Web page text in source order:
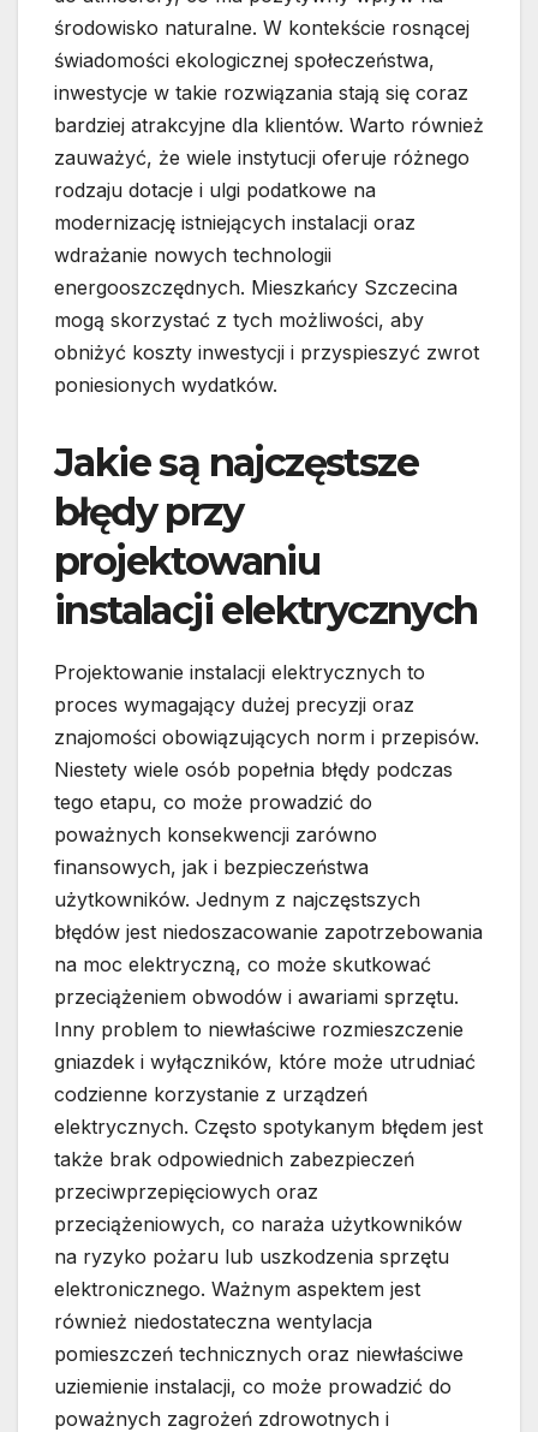
środowisko naturalne. W kontekście rosnącej
świadomości ekologicznej społeczeństwa,
inwestycje w takie rozwiązania stają się coraz
bardziej atrakcyjne dla klientów. Warto również
zauważyć, że wiele instytucji oferuje różnego
rodzaju dotacje i ulgi podatkowe na
modernizację istniejących instalacji oraz
wdrażanie nowych technologii
energooszczędnych. Mieszkańcy Szczecina
mogą skorzystać z tych możliwości, aby
obniżyć koszty inwestycji i przyspieszyć zwrot
poniesionych wydatków.
Jakie są najczęstsze
błędy przy
projektowaniu
instalacji elektrycznych
Projektowanie instalacji elektrycznych to
proces wymagający dużej precyzji oraz
znajomości obowiązujących norm i przepisów.
Niestety wiele osób popełnia błędy podczas
tego etapu, co może prowadzić do
poważnych konsekwencji zarówno
finansowych, jak i bezpieczeństwa
użytkowników. Jednym z najczęstszych
błędów jest niedoszacowanie zapotrzebowania
na moc elektryczną, co może skutkować
przeciążeniem obwodów i awariami sprzętu.
Inny problem to niewłaściwe rozmieszczenie
gniazdek i wyłączników, które może utrudniać
codzienne korzystanie z urządzeń
elektrycznych. Często spotykanym błędem jest
także brak odpowiednich zabezpieczeń
przeciwprzepięciowych oraz
przeciążeniowych, co naraża użytkowników
na ryzyko pożaru lub uszkodzenia sprzętu
elektronicznego. Ważnym aspektem jest
również niedostateczna wentylacja
pomieszczeń technicznych oraz niewłaściwe
uziemienie instalacji, co może prowadzić do
poważnych zagrożeń zdrowotnych i